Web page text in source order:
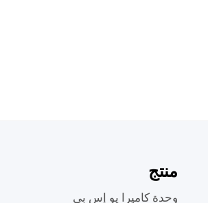
منتج
وحدة كاميرا يو إس بي